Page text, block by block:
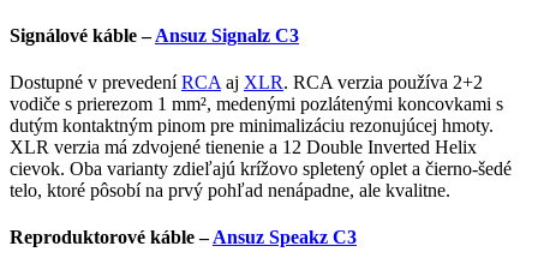
Signálové káble –Ansuz Signalz C3
Dostupné v prevedeníRCA aj XLR. RCA verzia používa 2+2
vodiče s prierezom 1 mm², medenými pozlátenými koncovkami s
dutým kontaktným pinom pre minimalizáciu rezonujúcej hmoty.
XLR verzia má zdvojené tienenie a 12 Double Inverted Helix
cievok. Oba varianty zdieľajú krížovo spletený oplet a čierno-šedé
telo, ktoré pôsobí na prvý pohľad nenápadne, ale kvalitne.
Reproduktorové káble –Ansuz Speakz C3